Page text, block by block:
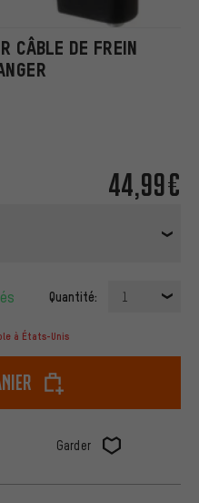
CÂBLE DE FREIN
44,99€
Quantité: 1
à États-Unis
Garder